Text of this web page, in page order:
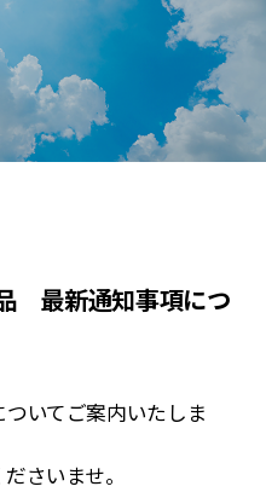
最新通知事項につ
いてご案内いたしま
さいませ。